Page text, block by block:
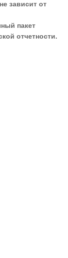
зависит от
пакет
отчетности.